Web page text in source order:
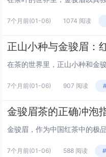
7个月前(01-06) 1074 阅读
7个月前(01-06) 907 阅读
7个月前(01-06) 588 阅读